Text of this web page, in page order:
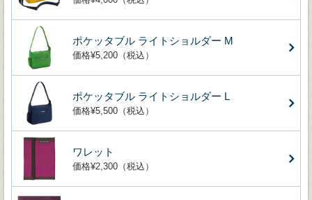
ポケッタブル ライトショルダー M
価格¥5,200（税込）
ポケッタブル ライトショルダー L
価格¥5,500（税込）
ワレット
価格¥2,300（税込）